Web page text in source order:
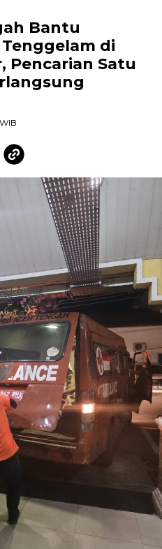
Bantu
di
Pencarian Satu